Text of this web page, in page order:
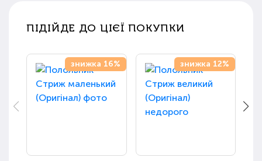
ПІДІЙДЕ ДО ЦІЄЇ ПОКУПКИ
знижка 16% знижка 12%